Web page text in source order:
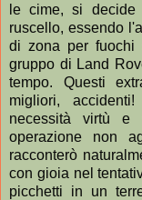
le cime, si
ruscello, essendo
di zona per fuochi
gruppo di Land
tempo. Questi
migliori,
necessità virtù e
operazione non
racconterò
con gioia nel
picchetti in un